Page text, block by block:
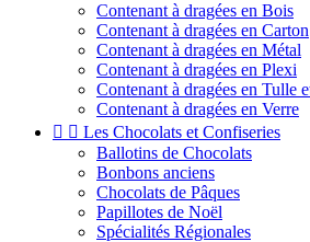
Contenant à dragées en Bois
Contenant à dragées en Carton
Contenant à dragées en Métal
Contenant à dragées en Plexi
Contenant à dragées en Tulle
Contenant à dragées en Verre
  Les Chocolats et Confiseries
Ballotins de Chocolats
Bonbons anciens
Chocolats de Pâques
Papillotes de Noël
Spécialités Régionales